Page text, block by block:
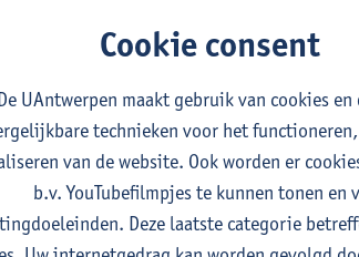
HR
Cookie consent
UAntwerpen maakt gebruik van cookies en
technieken voor het
van de website. Ook worden er
b.v. YouTubefilmpjes te kunnen tonen en
Deze laatste categorie